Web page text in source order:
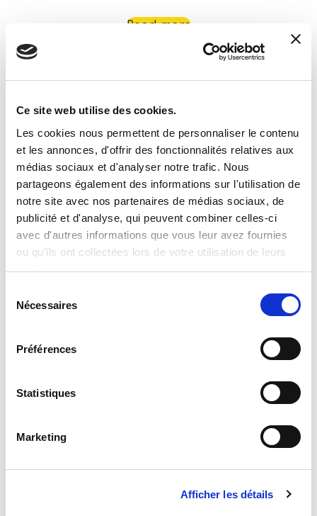
Ce site web utilise des cookies.
Les cookies nous permettent de personnaliser le contenu
et les annonces, d'offrir des fonctionnalités relatives aux
médias sociaux et d'analyser notre trafic. Nous
partageons également des informations sur l'utilisation de
notre site avec nos partenaires de médias sociaux, de
publicité et d'analyse, qui peuvent combiner celles-ci
avec d'autres informations que vous leur avez fournies
ou qu'ils ont collectées lors de votre utilisation de leurs
services.
Nécessaires
Préférences
Statistiques
Marketing
Afficher les détails
Read more
Disney Puzzle Df Plus 24 Minnie
Read more